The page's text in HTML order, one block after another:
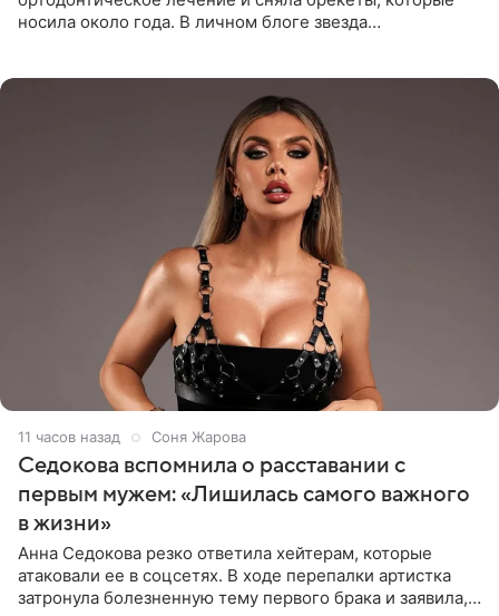
носила около года. В личном блоге звезда
11 часов назад Соня Жарова
Седокова вспомнила о расставании с
первым мужем: «Лишилась самого важного
в жизни»
Анна Седокова резко ответила хейтерам, которые
атаковали ее в соцсетях. В ходе перепалки артистка
затронула болезненную тему первого брака и заявила,